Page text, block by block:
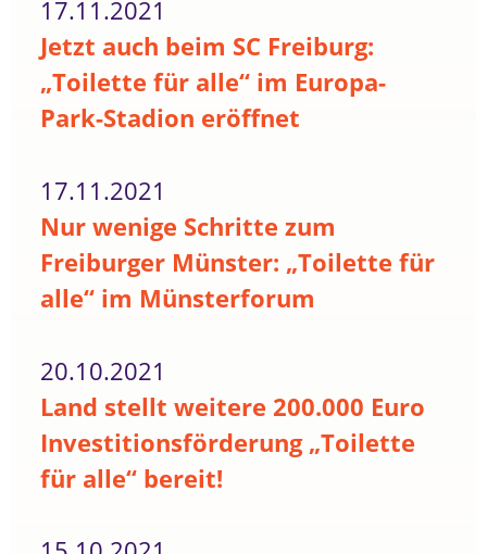
17.11.2021
Jetzt auch beim SC Freiburg:
„Toilette für alle“ im Europa-
Park-Stadion eröffnet
17.11.2021
Nur wenige Schritte zum
Freiburger Münster: „Toilette für
alle“ im Münsterforum
20.10.2021
Land stellt weitere 200.000 Euro
Investitionsförderung „Toilette
für alle“ bereit!